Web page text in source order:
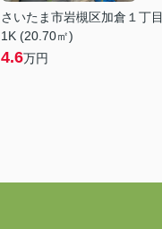
さいたま市岩槻区加倉１丁目
1K (20.70㎡)
4.6万円